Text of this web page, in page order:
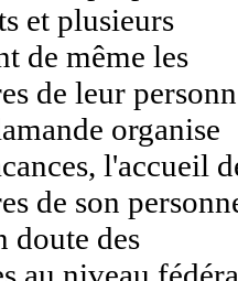
et plusieurs
de même les
de leur
organise
l'accueil
de son
doute des